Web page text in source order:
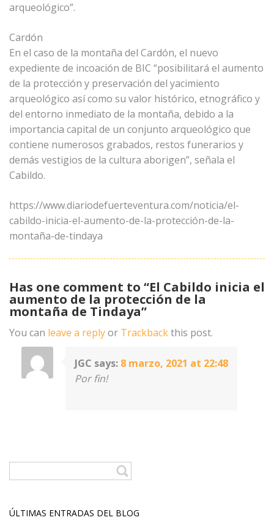
arqueológico”.
Cardón
En el caso de la montaña del Cardón, el nuevo
expediente de incoación de BIC “posibilitará el aumento
de la protección y preservación del yacimiento
arqueológico así como su valor histórico, etnográfico y
del entorno inmediato de la montaña, debido a la
importancia capital de un conjunto arqueológico que
contiene numerosos grabados, restos funerarios y
demás vestigios de la cultura aborigen”, señala el
Cabildo.
https://www.diariodefuerteventura.com/noticia/el-
cabildo-inicia-el-aumento-de-la-protección-de-la-
montaña-de-tindaya
Has one comment to “El Cabildo inicia el
aumento de la protección de la
montaña de Tindaya”
You can leave a replyor Trackbackthis post.
JGC says: 8 marzo, 2021 at 22:48
Por fin!
ÚLTIMAS ENTRADAS DEL BLOG